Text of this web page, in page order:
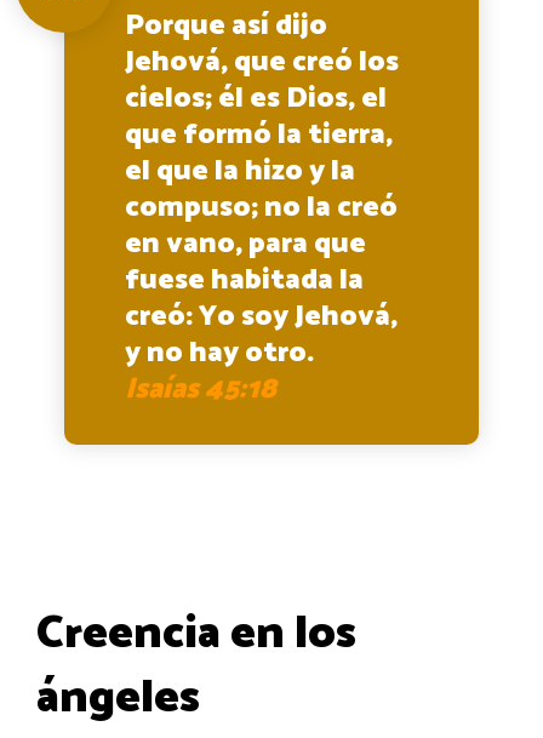
Porque así dijo
Jehová, que creó los
cielos; él es Dios, el
que formó la tierra,
el que la hizo y la
compuso; no la creó
en vano, para que
fuese habitada la
creó: Yo soy Jehová,
y no hay otro.
Isaías 45:18
Creencia en los
ángeles